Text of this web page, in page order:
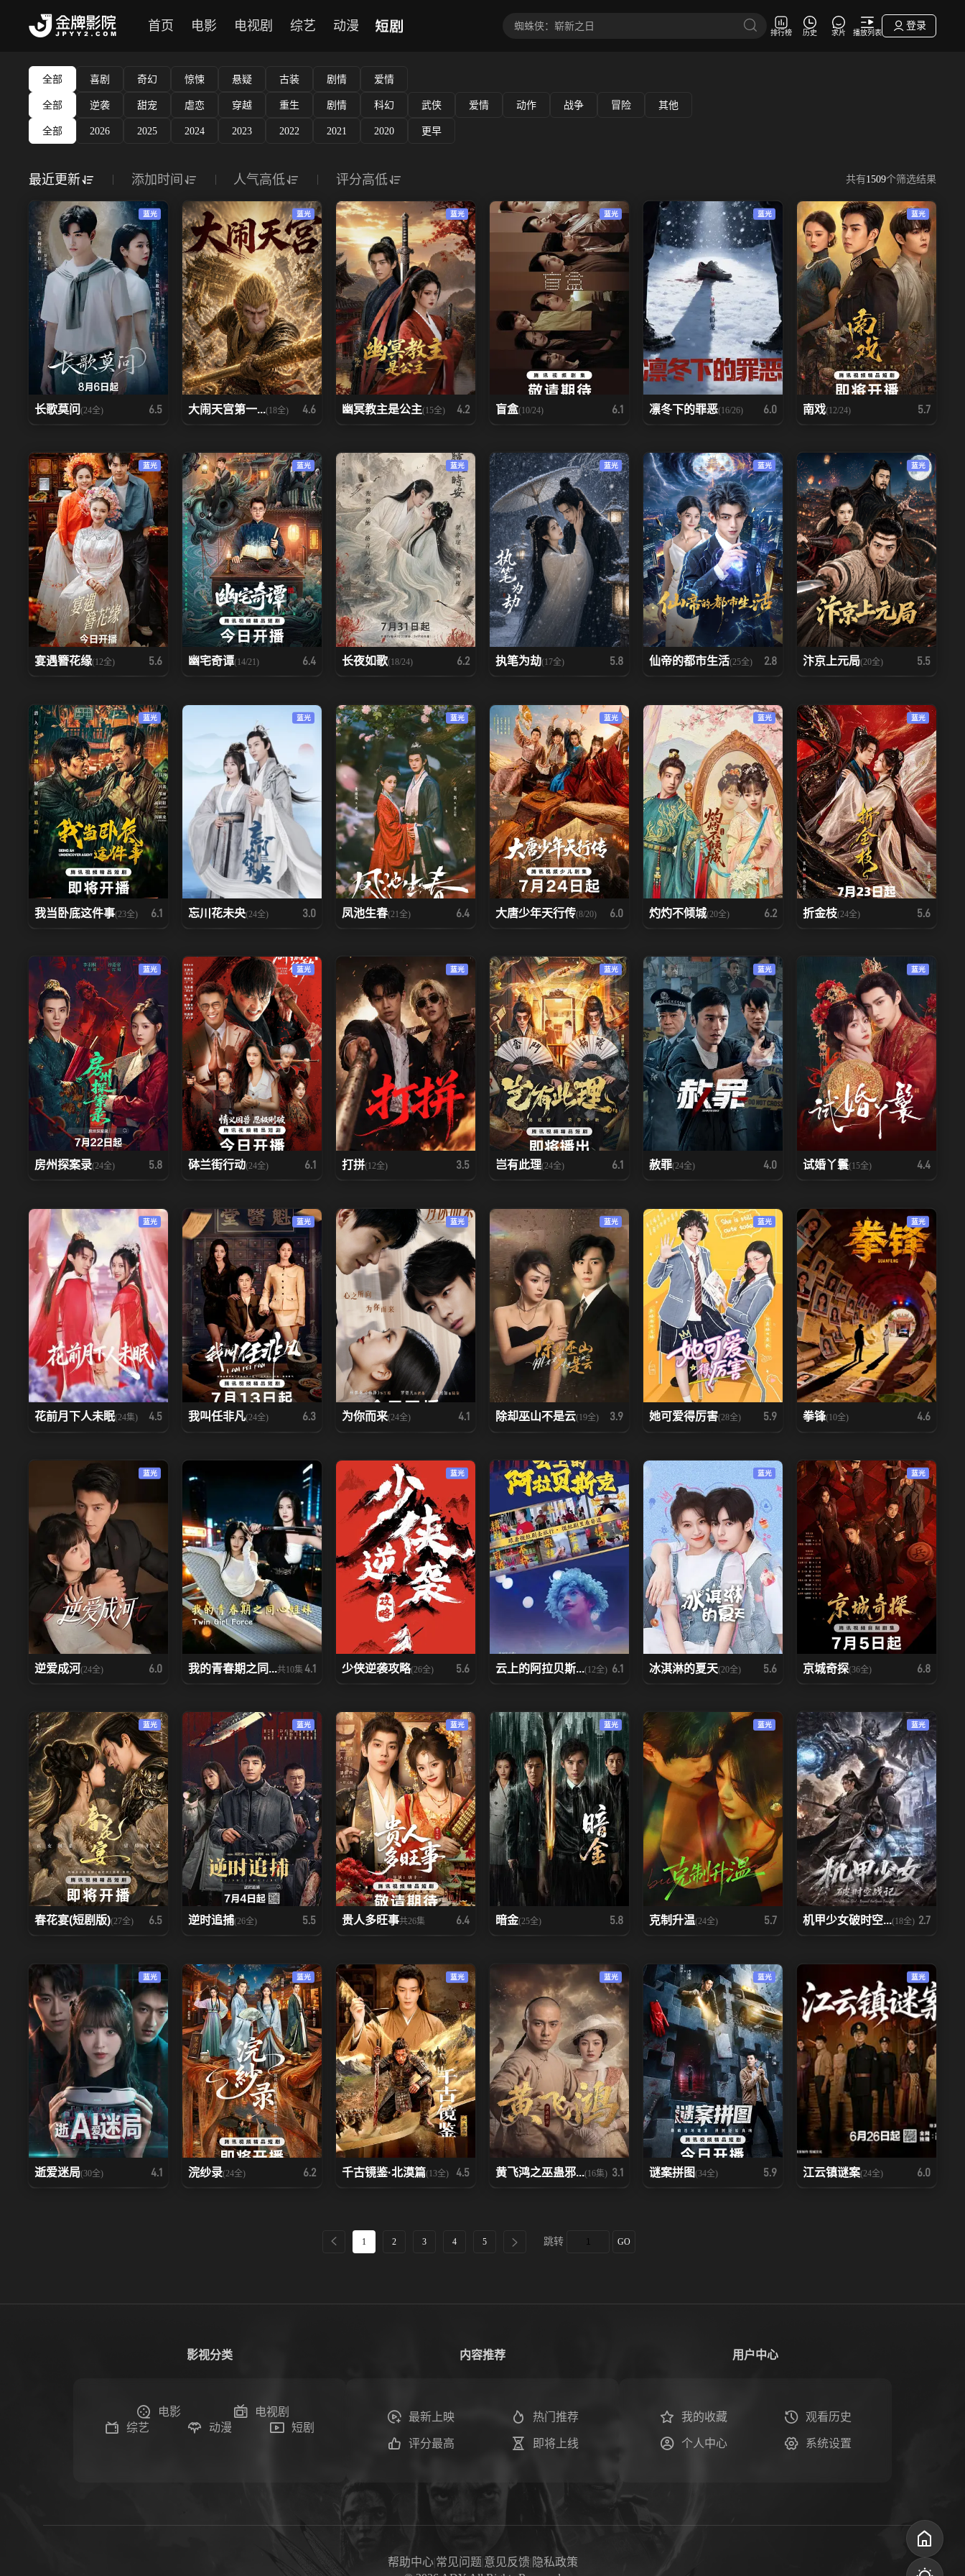
首页 电影 电视剧 综艺 动漫 短剧 排行榜 历史 求片 播放列表
登录
全部 喜剧 奇幻 惊悚 悬疑 古装 剧情 爱情
全部 逆袭 甜宠 虐恋 穿越 重生 剧情 科幻 武侠 爱情 动作 战争 冒险 其他
全部 2026 2025 2024 2023 2022 2021 2020 更早
最近更新 添加时间 人气高低 评分高低 共有1509个筛选结果
蓝光
长歌莫问 (24全) 6.5
蓝光
大闹天宫第一...(18全) 4.6
蓝光
幽冥教主是公主(15全) 4.2
蓝光
盲盒(10/24) 6.1
蓝光
凛冬下的罪恶(16/26) 6.0
蓝光
南戏(12/24) 5.7
蓝光
宴遇簪花缘(12全) 5.6
蓝光
幽宅奇谭(14/21) 6.4
蓝光
长夜如歌(18/24) 6.2
蓝光
执笔为劫(17全) 5.8
蓝光
仙帝的都市生活(25全) 2.8
蓝光
汴京上元局(20全) 5.5
蓝光
我当卧底这件事(23全) 6.1
蓝光
忘川花未央(24全) 3.0
蓝光
凤池生春(21全) 6.4
蓝光
大唐少年天行传(8/20) 6.0
蓝光
灼灼不倾城(20全) 6.2
蓝光
折金枝(24全) 5.6
蓝光
房州探案录(24全) 5.8
蓝光
砵兰街行动(24全) 6.1
蓝光
打拼(12全) 3.5
蓝光
岂有此理(24全) 6.1
蓝光
赦罪(24全) 4.0
蓝光
试婚丫鬟(15全) 4.4
蓝光
花前月下人未眠(24集) 4.5
蓝光
我叫任非凡(24全) 6.3
蓝光
为你而来(24全) 4.1
蓝光
除却巫山不是云(19全) 3.9
蓝光
她可爱得厉害(28全) 5.9
蓝光
拳锋(10全) 4.6
蓝光
逆爱成河(24全) 6.0 我的青春期之同...共10集 4.1
蓝光
少侠逆袭攻略(26全) 5.6 云上的阿拉贝斯...(12全) 6.1
蓝光
冰淇淋的夏天(20全) 5.6
蓝光
京城奇探(36全) 6.8
蓝光
春花宴(短剧版)(27全) 6.5
蓝光
逆时追捕(26全) 5.5
蓝光
贵人多旺事共26集 6.4
蓝光
暗金(25全) 5.8
蓝光
克制升温(24全) 5.7
蓝光
机甲少女破时空...(18全) 2.7
蓝光
逝爱迷局(30全) 4.1
蓝光
浣纱录(24全) 6.2
蓝光
千古镜鉴·北漠篇(13全) 4.5
蓝光
黄飞鸿之巫蛊邪...(16集) 3.1
蓝光
谜案拼图(34全) 5.9
蓝光
江云镇谜案(24全) 6.0
1 2 3 4 5 跳转 GO
影视分类
电影
电视剧
综艺
动漫 短剧
内容推荐
最新上映 热门推荐
评分最高 即将上线
用户中心
我的收藏 观看历史
个人中心 系统设置
帮助中心|常见问题|意见反馈| 隐私政策